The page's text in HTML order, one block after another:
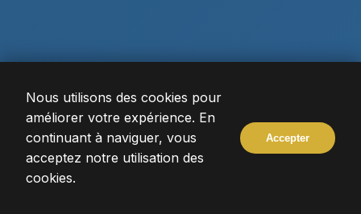
DÉCOUVRIR
Nous utilisons des cookies pour
améliorer votre expérience. En
continuant à naviguer, vous
acceptez notre utilisation des
cookies.
Accepter